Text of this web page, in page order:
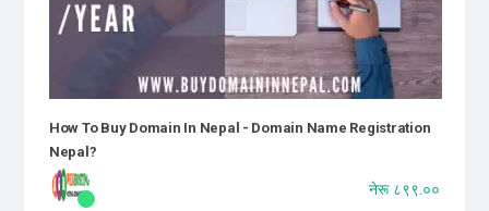
How To Buy Domain In Nepal - Domain Name Registration
Nepal?
नेरू ८९९.००